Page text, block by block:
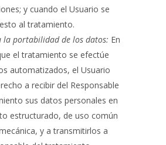
y cuando el Usuario se
al tratamiento.
la portabilidad de los datos: En
el tratamiento se efectúe
automatizados, el Usuario
a recibir del Responsable
sus datos personales en
estructurado, de uso común
y a transmitirlos a